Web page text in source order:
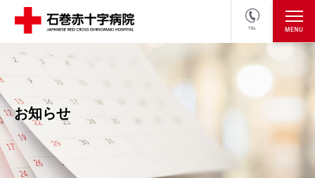
TEL
医療関係者の方
お知らせ